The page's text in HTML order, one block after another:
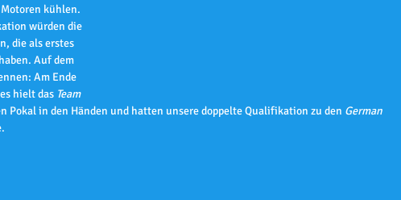
kühlen.
würden die
die als erstes
Auf dem
Am Ende
hielt das Team
Pokal in den Händen und hatten unsere doppelte Qualifikation zu den German